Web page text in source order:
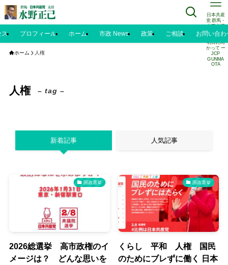
日本共産
党 群馬・
太田市議
水野正己
のブログ |
明日に向
かって ー
JCP
GUNMA
OTA
ス プロフィール ホーム 市政 News 政策 ご相談 お問い合わ
ホーム 人権
人権 – tag –
新着記事 人気記事
国政選挙
2026総選挙 高市政権のイ
メージは？ どんな思いを
国政選挙
くらし 平和 人権 国民
のためにブレずに働く 日本